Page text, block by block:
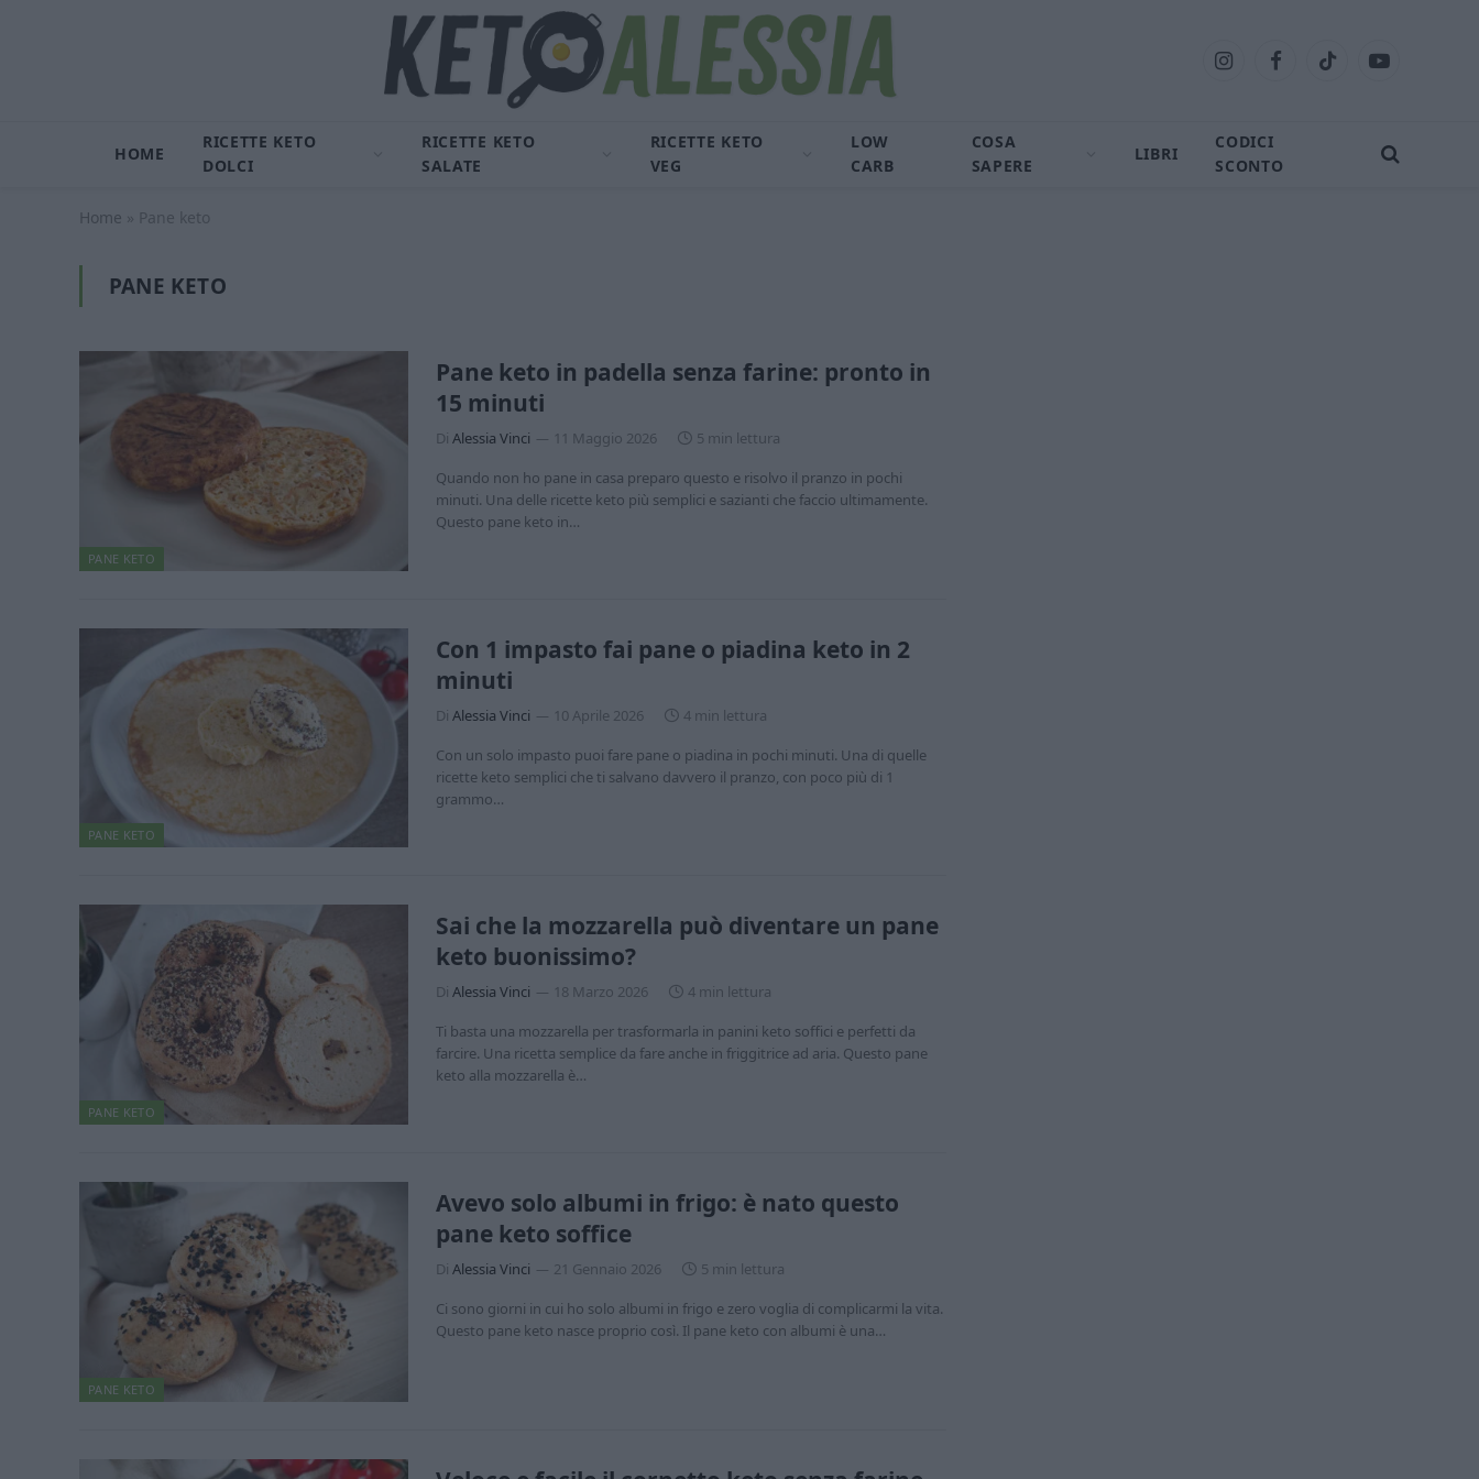
InstagramFacebookTikTok YouTube
HOME
RICETTE KETO
DOLCI
RICETTE KETO
SALATE
RICETTE KETO
VEG
LOW
CARB
COSA
SAPERE
LIBRI
CODICI
SCONTO
Home » Pane keto
PANE KETO
PANE KETO
Pane keto in padella senza farine: pronto in
15 minuti
Di Alessia Vinci 11 Maggio 2026
5 min lettura
Quando non ho pane in casa preparo questo e risolvo il pranzo in pochi
minuti. Una delle ricette keto più semplici e sazianti che faccio ultimamente.
Questo pane keto in…
PANE KETO
Con 1 impasto fai pane o piadina keto in 2
minuti
Di Alessia Vinci 10 Aprile 2026
4 min lettura
Con un solo impasto puoi fare pane o piadina in pochi minuti. Una di quelle
ricette keto semplici che ti salvano davvero il pranzo, con poco più di 1
grammo…
PANE KETO
Sai che la mozzarella può diventare un pane
keto buonissimo?
Di Alessia Vinci 18 Marzo 2026
4 min lettura
Ti basta una mozzarella per trasformarla in panini keto soffici e perfetti da
farcire. Una ricetta semplice da fare anche in friggitrice ad aria. Questo pane
keto alla mozzarella è…
PANE KETO
Avevo solo albumi in frigo: è nato questo
pane keto soffice
Di Alessia Vinci 21 Gennaio 2026
5 min lettura
Ci sono giorni in cui ho solo albumi in frigo e zero voglia di complicarmi la vita.
Questo pane keto nasce proprio così. Il pane keto con albumi è una…